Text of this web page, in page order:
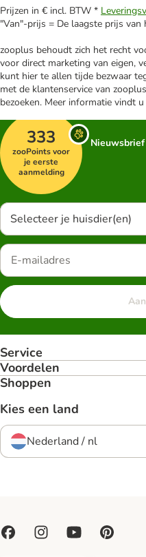
Prijzen in € incl. BTW *
"Van"-prijs = De laagste prijs
zooplus behoudt zich het recht
voor direct marketing van eigen,
kunt hier te allen tijde bezwaar
met de klantenservice van
bezoeken. Meer informatie vindt u
333
zooPoints voor
je eerste
aanmelding
Nieuwsbrief
Selecteer je huisdier(en)
Service
Voordelen
Shoppen
Kies een land
Nederland / nl